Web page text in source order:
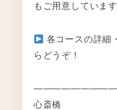
もご用意しています
各コースの詳細
らどうぞ！
心斎橋